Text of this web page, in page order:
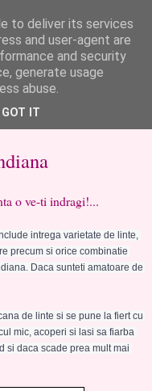
minte..si cum am
o ve-ti indragi!...
precum si orice combinatie
Daca sunteti amatoare de
mic, acoperi si lasi sa fiarba
si daca scade prea mult mai
to deliver its services
and user-agent are
and security
generate usage
abuse.
GOT IT